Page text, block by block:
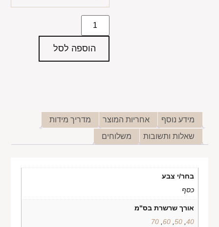
הוספה לסל
מידע נוסף אחריות המוצר
מדריך מידות
שאלות ותשובות
משלוחים
בחר/י צבע
כסף
אורך שרשרת בס"מ
40
,
50
,
60
,
70